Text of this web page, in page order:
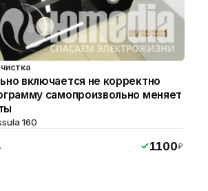
включается не корректно
самопроизвольно меняет
160
1100₽